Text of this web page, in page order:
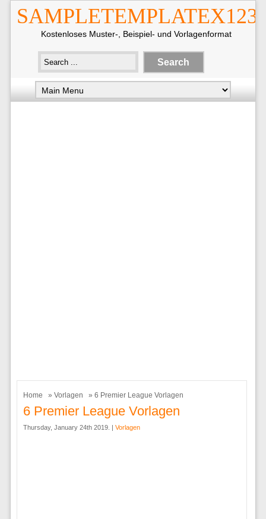
Kostenloses Muster-, Beispiel- und Vorlagenformat
Home » Vorlagen » 6 Premier League Vorlagen
6 Premier League Vorlagen
Thursday, January 24th 2019. | Vorlagen